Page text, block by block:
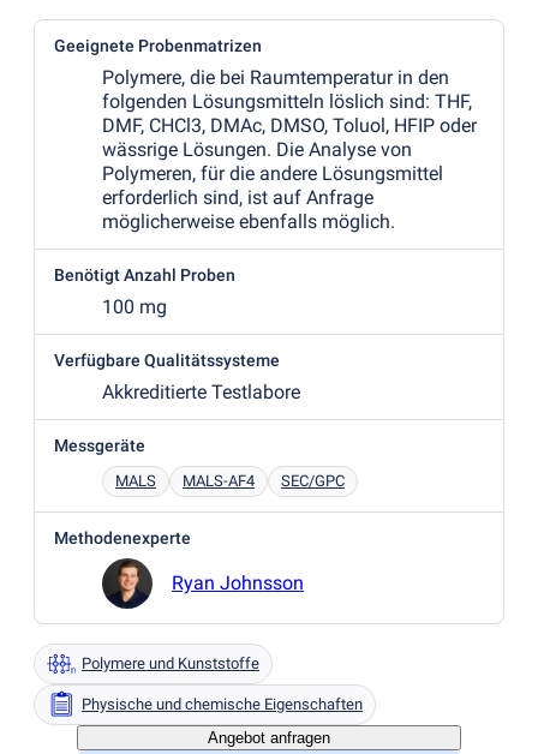
Geeignete Probenmatrizen
Polymere, die bei Raumtemperatur in den
folgenden Lösungsmitteln löslich sind: THF,
DMF, CHCl3, DMAc, DMSO, Toluol, HFIP oder
wässrige Lösungen. Die Analyse von
Polymeren, für die andere Lösungsmittel
erforderlich sind, ist auf Anfrage
möglicherweise ebenfalls möglich.
Benötigt Anzahl Proben
100 mg
Verfügbare Qualitätssysteme
Akkreditierte Testlabore
Messgeräte
MALS MALS-AF4 SEC/GPC
Methodenexperte
Ryan Johnsson
Polymere und Kunststoffe
Physische und chemische Eigenschaften
Angebot anfragen